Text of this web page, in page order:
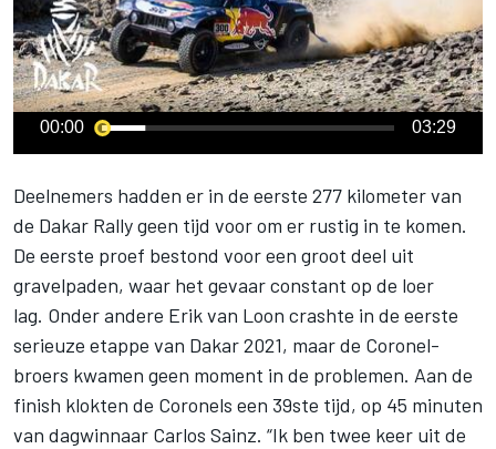
00:00 03:29
Deelnemers hadden er in de eerste 277 kilometer van
de Dakar Rallygeen tijd voor om er rustig in te komen.
De eerste proef bestond voor een groot deel uit
gravelpaden, waar het gevaar constant op de loer
lag. Onder andere Erik van Loon crashte in de eerste
serieuze etappe van Dakar 2021, maar de Coronel-
broers kwamen geen moment in de problemen. Aan de
finish klokten de Coronels een 39ste tijd, op 45 minuten
van dagwinnaar Carlos Sainz. “Ik ben twee keer uit de